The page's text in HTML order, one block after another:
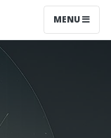
MENU